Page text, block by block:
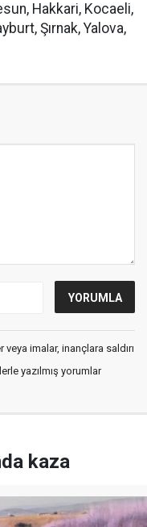
Hakkari, Kocaeli,
Şırnak, Yalova,
imalar, inançlara saldırı
yazılmış yorumlar
kaza